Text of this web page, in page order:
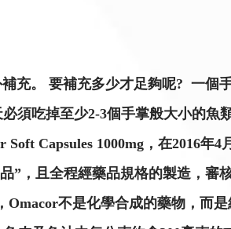
充。 要補充多少才足夠呢? 一個
須吃掉至少2-3個手掌般大小的魚
Capsules 1000mg，在2016年
”，且全程經藥品規格的製造，審
不是化學合成的藥物，而